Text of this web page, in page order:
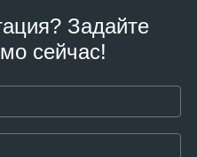
Задайте
сейчас!